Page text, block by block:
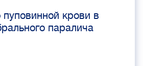
крови в
паралича